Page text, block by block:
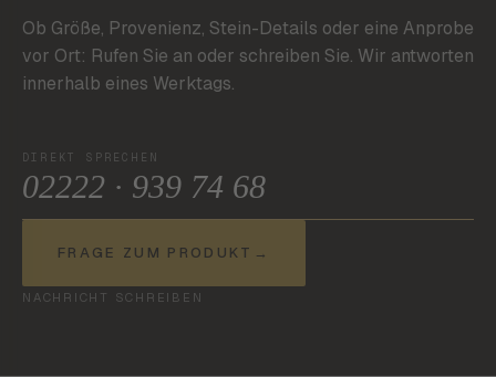
Ob Größe, Provenienz, Stein-Details oder eine Anprobe
vor Ort: Rufen Sie an oder schreiben Sie. Wir antworten
innerhalb eines Werktags.
DIREKT SPRECHEN
02222 · 939 74 68
FRAGE ZUM PRODUKT →
NACHRICHT SCHREIBEN